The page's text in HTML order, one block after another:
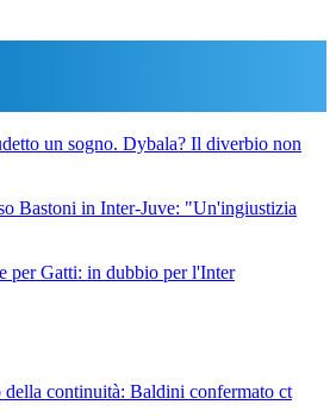
un sogno. Dybala? Il diverbio non
Bastoni in Inter-Juve: "Un'ingiustizia
per Gatti: in dubbio per l'Inter
continuità: Baldini confermato ct